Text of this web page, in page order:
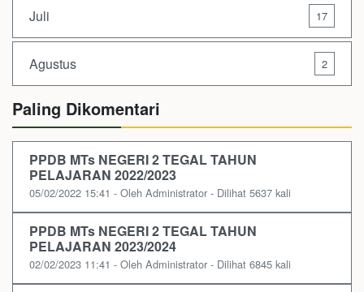
Juli 17
Agustus 2
Paling Dikomentari
PPDB MTs NEGERI 2 TEGAL TAHUN
PELAJARAN 2022/2023
05/02/2022 15:41 - Oleh Administrator - Dilihat 5637 kali
PPDB MTs NEGERI 2 TEGAL TAHUN
PELAJARAN 2023/2024
02/02/2023 11:41 - Oleh Administrator - Dilihat 6845 kali